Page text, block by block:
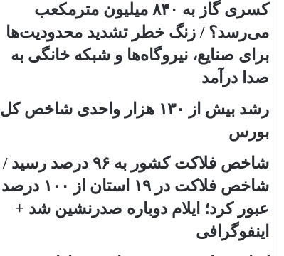
کسری گاز به ۸۴۰ میلیون مترمکعب
می‌رسد؟ / زنگ خطر تشدید محدودیت‌ها
برای صنایع، نیروگاه‌ها و شبکه خانگی به
صدا درآمد
رشد بیش از ۱۳۰ هزار واحدی شاخص کل
بورس
شاخص فلاکت کشور به ۹۶ درصد رسید /
شاخص فلاکت در ۱۹ استان از ۱۰۰ درصد
عبور کرد؛ ایلام دوباره صدرنشین شد +
اینفوگرافی